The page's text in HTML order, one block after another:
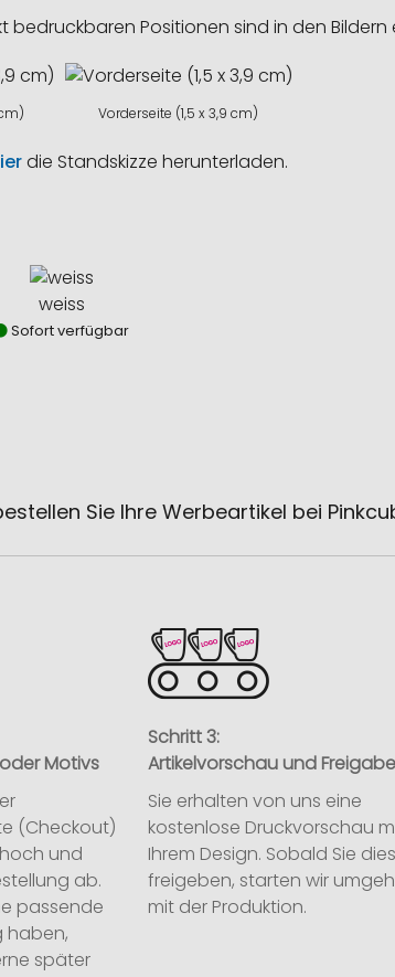
bedruckbaren Positionen sind in den
Vorderseite (1,5 x 3,9 cm)
die Standskizze herunterladen.
weiss
Sofort verfügbar
Sie Ihre Werbeartikel bei
Motivs
(Checkout)
und
ab.
passende
haben,
später
Schritt 3:
Artikelvorschau und Freigabe
Sie erhalten von uns eine
kostenlose Druckvorschau
Ihrem Design. Sobald Sie
freigeben, starten wir
mit der Produktion.